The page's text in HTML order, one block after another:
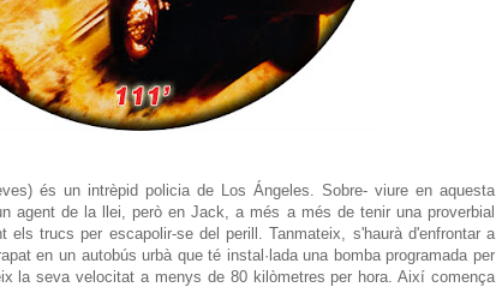
és un intrèpid policia de Los Ángeles. Sobre- viure en aquesta
agent de la llei, però en Jack, a més a més de tenir una proverbial
els trucs per escapolir-se del perill. Tanmateix, s'haurà d'enfrontar a
en un autobús urbà que té instal·lada una bomba programada per
la seva velocitat a menys de 80 kilòmetres per hora. Així comença